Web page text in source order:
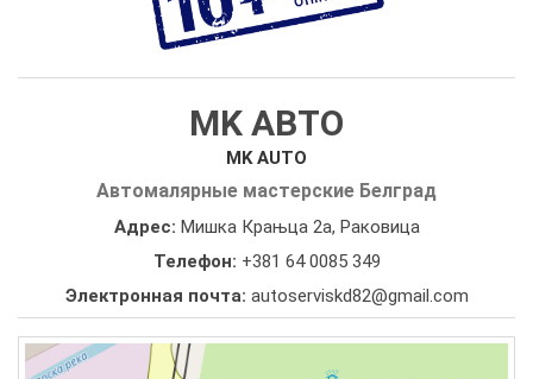
MK АВТО
MK AUTO
Автомалярные мастерские Белград
Адрес: Мишка Крањца 2а, Раковица
Телефон: +381 64 0085 349
Электронная почта: autoserviskd82@gmail.com